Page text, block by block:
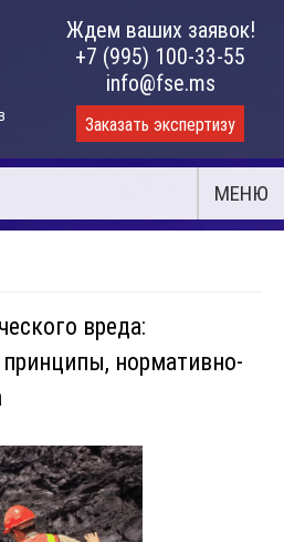
Ждем ваших заявок!
+7 (995) 100-33-55
info@fse.ms
Заказать экспертизу
МЕНЮ
вреда:
нормативно-